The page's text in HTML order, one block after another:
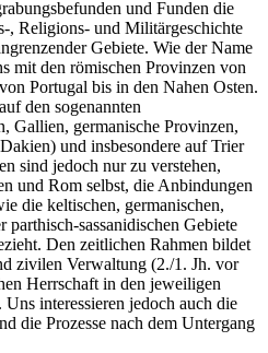
und Funden die
, Religions- und Militärgeschichte
Gebiete. Wie der Name
mit den römischen Provinzen von
Portugal bis in den Nahen Osten.
den sogenannten
Gallien, germanische Provinzen,
und insbesondere auf Trier
sind jedoch nur zu verstehen,
und Rom selbst, die Anbindungen
die keltischen, germanischen,
parthisch-sassanidischen Gebiete
Den zeitlichen Rahmen bildet
zivilen Verwaltung (2./1. Jh. vor
Herrschaft in den jeweiligen
interessieren jedoch auch die
die Prozesse nach dem Untergang